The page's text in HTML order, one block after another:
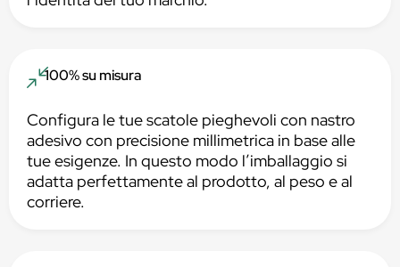
100% su misura
Configura le tue scatole pieghevoli con nastro
adesivo con precisione millimetrica in base alle
tue esigenze. In questo modo l’imballaggio si
adatta perfettamente al prodotto, al peso e al
corriere.